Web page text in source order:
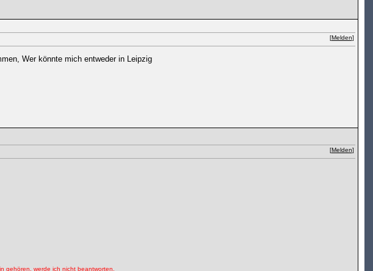
[Melden]
Wer könnte mich entweder in Leipzig
[Melden]
gehören, werde ich nicht beantworten.